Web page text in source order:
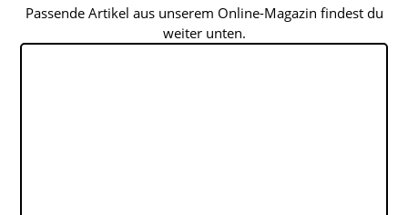
Passende Artikel aus unserem Online-Magazin findest du
weiter unten.